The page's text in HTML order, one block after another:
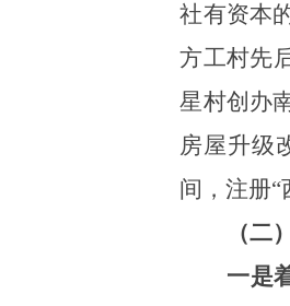
社有资本
方工村先
星村创办
房屋升级
间，注册“
（二
一是